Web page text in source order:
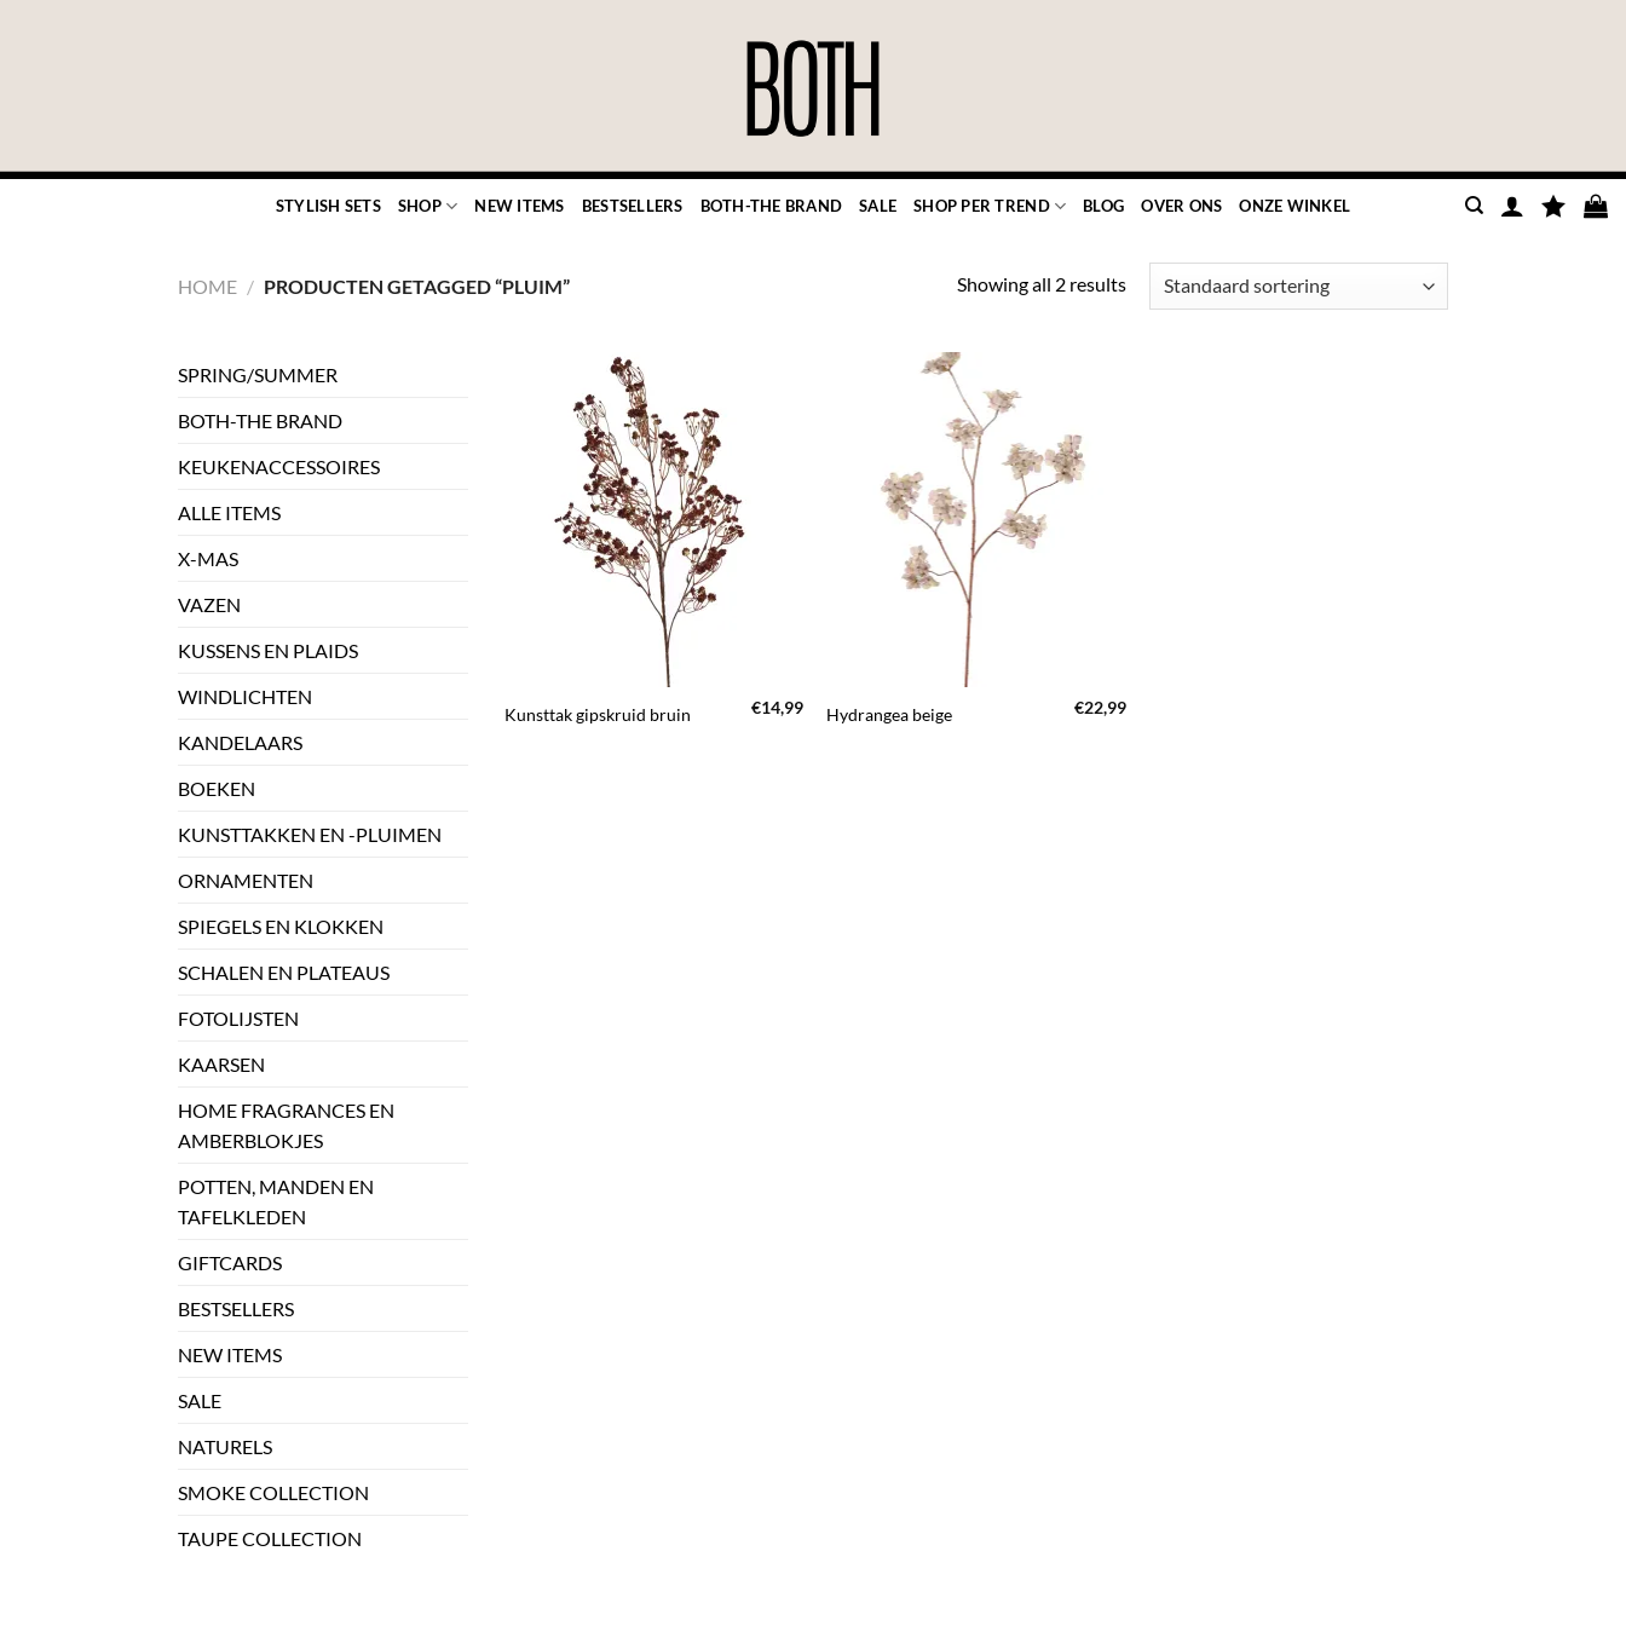
STYLISH SETS SHOP NEW ITEMS BESTSELLERS BOTH-THE BRAND SALE SHOP PER TREND BLOG OVER ONS ONZE WINKEL
HOME / PRODUCTEN GETAGGED “PLUIM” Showing all 2 results
SPRING/SUMMER
BOTH-THE BRAND
KEUKENACCESSOIRES
ALLE ITEMS
X-MAS
VAZEN
KUSSENS EN PLAIDS
WINDLICHTEN
KANDELAARS
BOEKEN
KUNSTTAKKEN EN -PLUIMEN
ORNAMENTEN
SPIEGELS EN KLOKKEN
SCHALEN EN PLATEAUS
FOTOLIJSTEN
KAARSEN
HOME FRAGRANCES EN
AMBERBLOKJES
POTTEN, MANDEN EN
TAFELKLEDEN
GIFTCARDS
BESTSELLERS
NEW ITEMS
SALE
NATURELS
SMOKE COLLECTION
TAUPE COLLECTION
TOEVOEGEN
AAN JOUW
FAVORIETEN
Kunsttak gipskruid bruin €14,99
TOEVOEGEN
AAN JOUW
FAVORIETEN
Hydrangea beige €22,99